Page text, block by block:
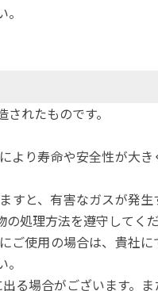
れたものです。
より寿命や安全性が大き
すと、有害なガスが発生
処理方法を遵守してくだ
ご使用の場合は、貴社に
る場合がございます。ま